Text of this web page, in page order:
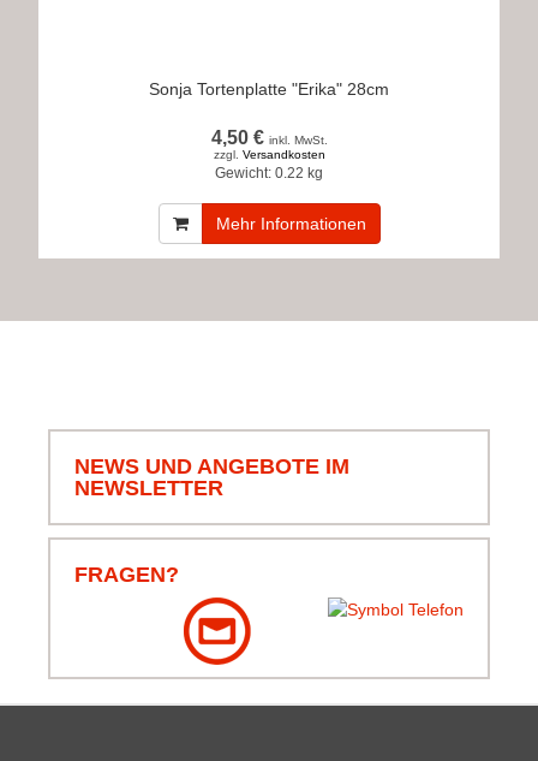
Sonja Tortenplatte "Erika" 28cm
4,50 € inkl. MwSt.
zzgl. Versandkosten
Gewicht: 0.22 kg
Mehr Informationen
NEWS UND ANGEBOTE IM
NEWSLETTER
FRAGEN?